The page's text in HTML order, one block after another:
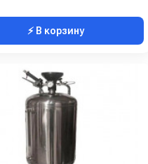
⚡ В корзину